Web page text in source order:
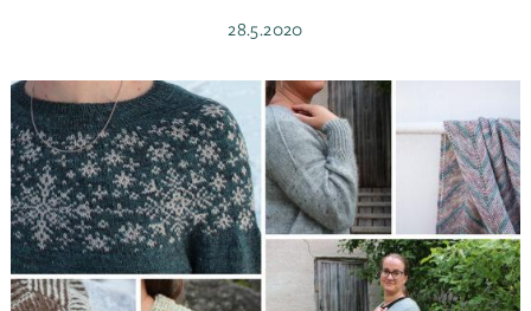
Julkaistu
28.5.2020